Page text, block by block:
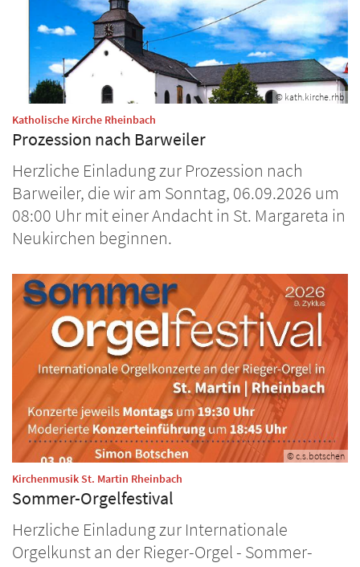
© kath.kirche.rhb
Katholische Kirche Rheinbach
Prozession nach Barweiler
Herzliche Einladung zur Prozession nach
Barweiler, die wir am Sonntag, 06.09.2026 um
08:00 Uhr mit einer Andacht in St. Margareta in
Neukirchen beginnen.
© c.s.botschen
Kirchenmusik St. Martin Rheinbach
Sommer-Orgelfestival
Herzliche Einladung zur Internationale
Orgelkunst an der Rieger-Orgel - Sommer-